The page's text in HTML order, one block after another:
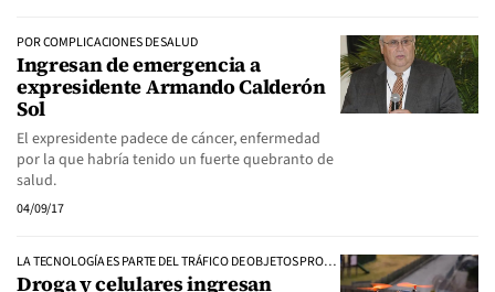
POR COMPLICACIONES DE SALUD
Ingresan de emergencia a
expresidente Armando Calderón
Sol
El expresidente padece de cáncer, enfermedad
por la que habría tenido un fuerte quebranto de
salud.
04/09/17
LA TECNOLOGÍA ES PARTE DEL TRÁFICO DE OBJETOS PROHIBIDOS
Droga y celulares ingresan